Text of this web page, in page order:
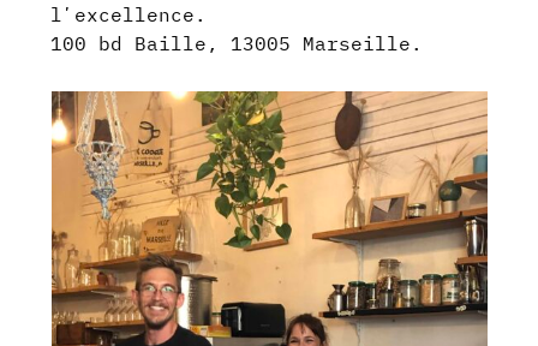
lʼexcellence.
100 bd Baille, 13005 Marseille.